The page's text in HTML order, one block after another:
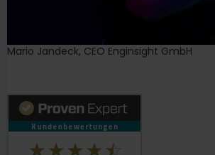
Mario Jandeck, CEO Enginsight GmbH